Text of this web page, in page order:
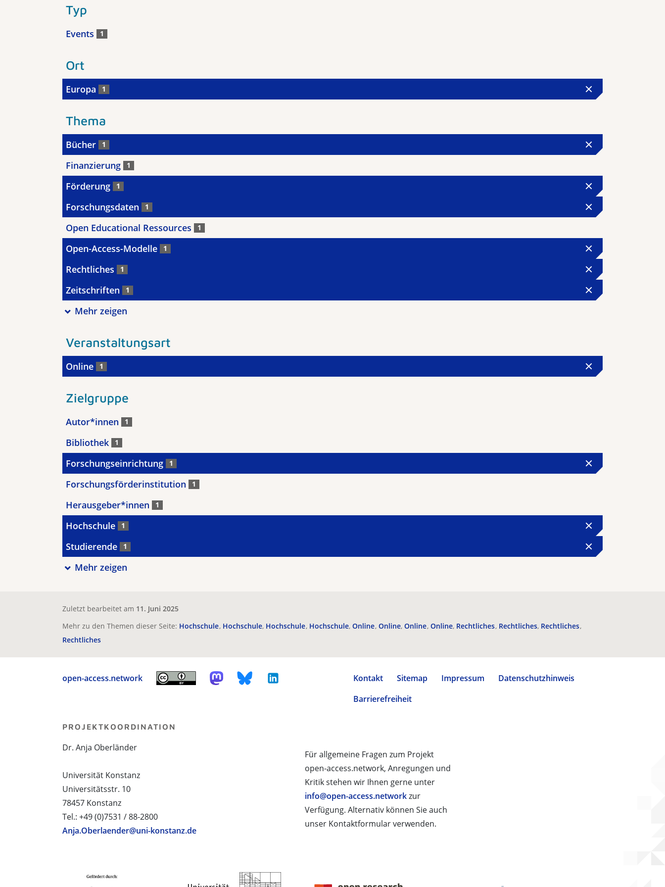
Typ
Events 1
Ort
Europa 1
Thema
Bücher 1
Finanzierung 1
Förderung 1
Forschungsdaten 1
Open Educational Ressources 1
Open-Access-Modelle 1
Rechtliches 1
Zeitschriften 1
Mehr zeigen
Veranstaltungsart
Online 1
Zielgruppe
Autor*innen 1
Bibliothek 1
Forschungseinrichtung 1
Forschungsförderinstitution 1
Herausgeber*innen 1
Hochschule 1
Studierende 1
Mehr zeigen
Zuletzt bearbeitet am 11. Juni 2025
Mehr zu den Themen dieser Seite: Hochschule Hochschule Hochschule Hochschule Online Online Online Online Rechtliches Rechtliches Rechtliches
Rechtliches
open-access.network Kontakt Sitemap Impressum
Datenschutzhinweis
Barrierefreiheit
Für allgemeine Fragen zum Projekt
open-access.network, Anregungen und
Kritik stehen wir Ihnen gerne unter
info@open-access.networkzur
Verfügung. Alternativ können Sie auch
unser Kontaktformular verwenden.
PROJEKTKOORDINATION
Dr. Anja Oberländer
Universität Konstanz
Universitätsstr. 10
78457 Konstanz
Tel.: +49 (0)7531 / 88-2800
Anja.Oberlaender@uni-konstanz.de